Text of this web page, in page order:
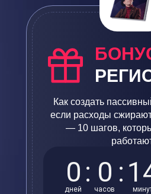
Как создать
если расходы
— 10 шагов,
0
дней
: 0
часов
: